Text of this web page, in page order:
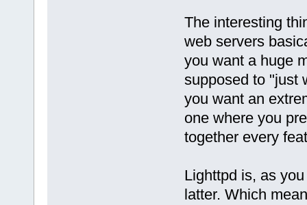
The interesting
web servers
you want a huge
supposed to "just
you want an
one where you
together every
Lighttpd is, as
latter. Which